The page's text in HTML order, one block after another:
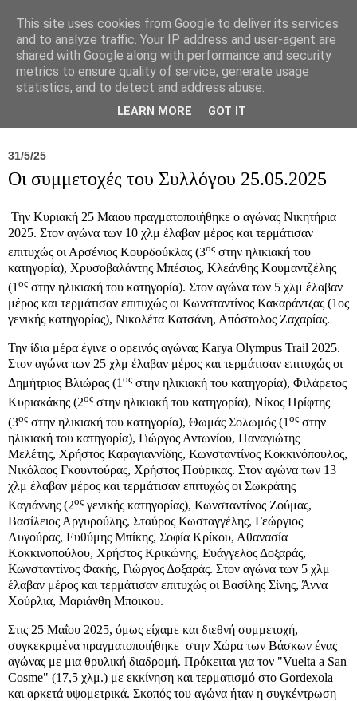
Σύλλογος Ιπποκράτειος
31/5/25
Οι συμμετοχές του Συλλόγου 25.05.2025
Την Κυριακή 25 Μαιου πραγματοποιήθηκε ο αγώνας Νικητήρια
2025. Στον αγώνα των 10 χλμ έλαβαν μέρος και τερμάτισαν
επιτυχώς οι Αρσένιος Κουρδούκλας (3ος στην ηλικιακή του
κατηγορία), Χρυσοβαλάντης Μπέσιος, Κλεάνθης Κουμαντζέλης
(1 ος στην ηλικιακή του κατηγορία). Στον αγώνα των 5 χλμ έλαβαν
μέρος και τερμάτισαν επιτυχώς οι Κωνσταντίνος Κακαράντζας (1ος
γενικής κατηγορίας), Νικολέτα Κατσάνη, Απόστολος Ζαχαρίας.
Την ίδια μέρα έγινε ο ορεινός αγώνας Karya Olympus Trail 2025.
Στον αγώνα των 25 χλμ έλαβαν μέρος και τερμάτισαν επιτυχώς οι
Δημήτριος Βλιώρας (1 ος στην ηλικιακή του κατηγορία), Φιλάρετος
Κυριακάκης (2ος στην ηλικιακή του κατηγορία), Νίκος Πρίφτης
(3ος στην ηλικιακή του κατηγορία), Θωμάς Σολωμός (1 ος στην
ηλικιακή του κατηγορία), Γιώργος Αντωνίου, Παναγιώτης
Μελέτης, Χρήστος Καραγιαννίδης, Κωνσταντίνος Κοκκινόπουλος,
Νικόλαος Γκουντούρας, Χρήστος Πούρικας. Στον αγώνα των 13
χλμ έλαβαν μέρος και τερμάτισαν επιτυχώς οι Σωκράτης
Καγιάννης (2ος γενικής κατηγορίας), Κωνσταντίνος Ζούμας,
Βασίλειος Αργυρούλης, Σταύρος Κωσταγγέλης, Γεώργιος
Λυγούρας, Ευθύμης Μπίκης, Σοφία Κρίκου, Αθανασία
Κοκκινοπούλου, Χρήστος Κρικώνης, Ευάγγελος Δοξαράς,
Κωνσταντίνος Φακής, Γιώργος Δοξαράς. Στον αγώνα των 5 χλμ
έλαβαν μέρος και τερμάτισαν επιτυχώς οι Βασίλης Σίνης, Άννα
Χούρλια, Μαριάνθη Μποικου.
Στις 25 Μαΐου 2025, όμως είχαμε και διεθνή συμμετοχή,
συγκεκριμένα πραγματοποιήθηκε στην Χώρα των Βάσκων ένας
αγώνας με μια θρυλική διαδρομή. Πρόκειται για τον "Vuelta a San
Cosme" (17,5 χλμ.) με εκκίνηση και τερματισμό στο Gordexola
και αρκετά υψομετρικά. Σκοπός του αγώνα ήταν η συγκέντρωση
This site uses cookies from Google to deliver its services
and to analyze traffic. Your IP address and user-agent are
shared with Google along with performance and security
metrics to ensure quality of service, generate usage
statistics, and to detect and address abuse.
LEARN MORE GOT IT